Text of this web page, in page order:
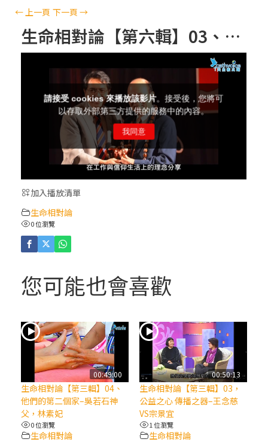
【信仰之旅】第十二集：「聖母、聖人」—
高樂祈 修女
【信仰之旅】第十一集：「教 會」(推廣片)
【信仰之旅】第十一集：「教 會」—林必能
神父
【信仰之旅】第十集：「逾越奧蹟」— 錢玲
珠老師
(5)黃敏正主教帶你做「四旬期避靜」—【逾
人相遇
(2)黃敏正主教帶你做「四旬期避靜」—【逾
越的智慧】：七項齋戒的意義與益處
【信仰之旅】第九集：「如果你的痛苦比快
樂多」—歐義明神父 / 應芝莉老師
← 上一頁 下一頁→
生命相對論【第六輯】03、白色巨塔下的基督徒
加入播放清單
生命相對論
0 位瀏覽
您可能也會喜歡
00:49:00
生命相對論【第三輯】04、
他們的第二個家–吳若石神
父，林素妃
0 位瀏覽
生命相對論
00:50:13
生命相對論【第三輯】03，
公益之心 傳播之器–王念慈
VS宗景宜
1 位瀏覽
生命相對論